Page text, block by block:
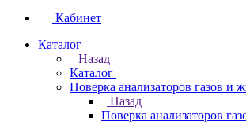
Кабинет
Каталог
Назад
Каталог
Поверка анализаторов газов и
Назад
Поверка анализаторов